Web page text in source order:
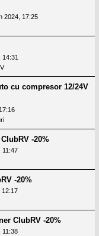
2024, 17:25
14:31
cu compresor 12/24V
-20%
11:47
-20%
12:17
ClubRV -20%
11:38